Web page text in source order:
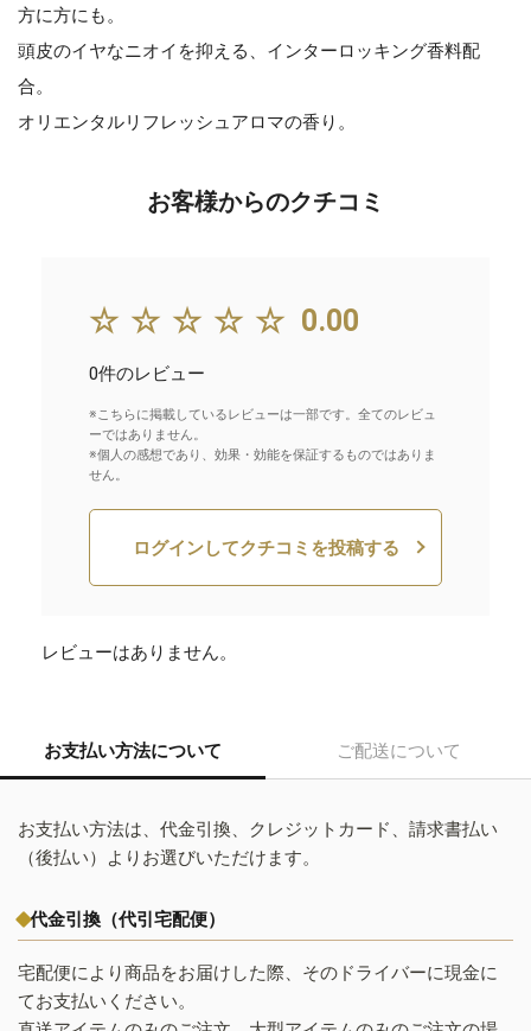
方に方にも。
頭皮のイヤなニオイを抑える、インターロッキング香料配
合。
オリエンタルリフレッシュアロマの香り。
お客様からのクチコミ
☆☆☆☆☆ 0.00
0件のレビュー
※こちらに掲載しているレビューは一部です。全てのレビュ
ーではありません。
※個人の感想であり、効果・効能を保証するものではありま
せん。
ログインしてクチコミを投稿する
レビューはありません。
お支払い方法について ご配送について
お支払い方法は、代金引換、クレジットカード、請求書払い
（後払い）よりお選びいただけます。
代金引換（代引宅配便）
宅配便により商品をお届けした際、そのドライバーに現金に
てお支払いください。